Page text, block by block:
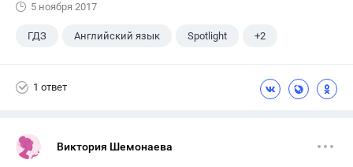
5 ноября 2017
ГДЗ Английский язык Spotlight +2
1 ответ
Виктория Шемонаева